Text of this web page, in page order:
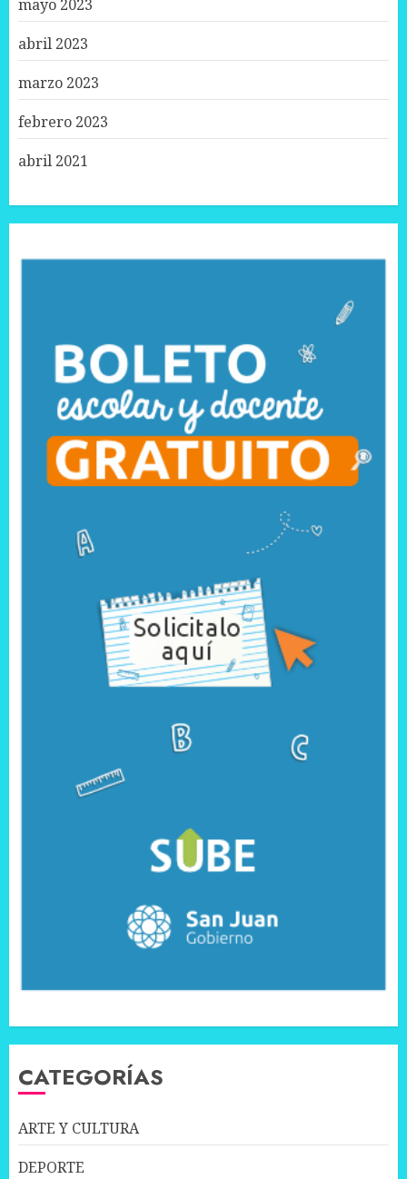
mayo 2023
abril 2023
marzo 2023
febrero 2023
abril 2021
CATEGORÍAS
ARTE Y CULTURA
DEPORTE